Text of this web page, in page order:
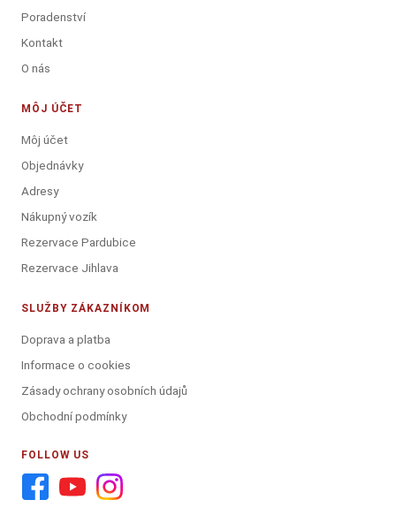
Poradenství
Kontakt
O nás
MÔJ ÚČET
Môj účet
Objednávky
Adresy
Nákupný vozík
Rezervace Pardubice
Rezervace Jihlava
SLUŽBY ZÁKAZNÍKOM
Doprava a platba
Informace o cookies
Zásady ochrany osobních údajů
Obchodní podmínky
FOLLOW US